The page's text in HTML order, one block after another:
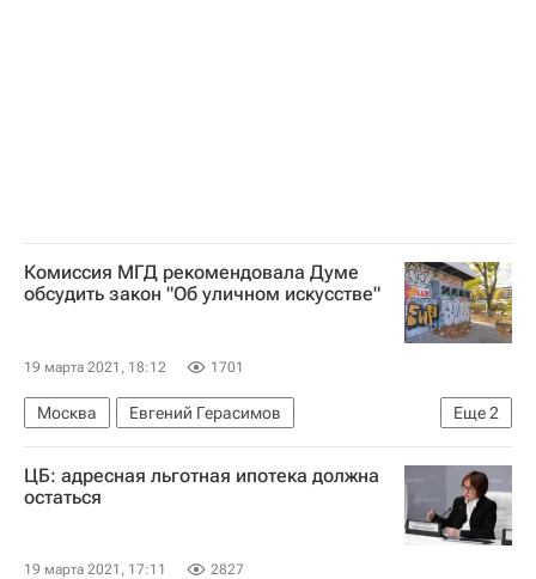
Комиссия МГД рекомендовала Думе
обсудить закон "Об уличном искусстве"
19 марта 2021, 18:12 1701
Еще2
Москва
Евгений Герасимов
Московская городская дума
Культура
ЦБ: адресная льготная ипотека должна
остаться
19 марта 2021, 17:11 2827